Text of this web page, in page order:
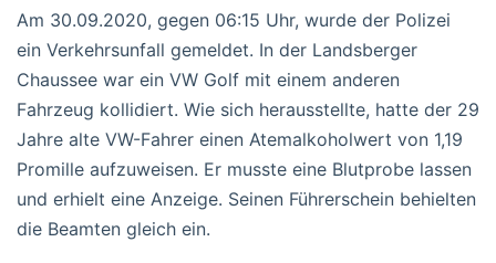
Am 30.09.2020, gegen 06:15 Uhr, wurde der Polizei
ein Verkehrsunfall gemeldet. In der Landsberger
Chaussee war ein VW Golf mit einem anderen
Fahrzeug kollidiert. Wie sich herausstellte, hatte der 29
Jahre alte VW-Fahrer einen Atemalkoholwert von 1,19
Promille aufzuweisen. Er musste eine Blutprobe lassen
und erhielt eine Anzeige. Seinen Führerschein behielten
die Beamten gleich ein.